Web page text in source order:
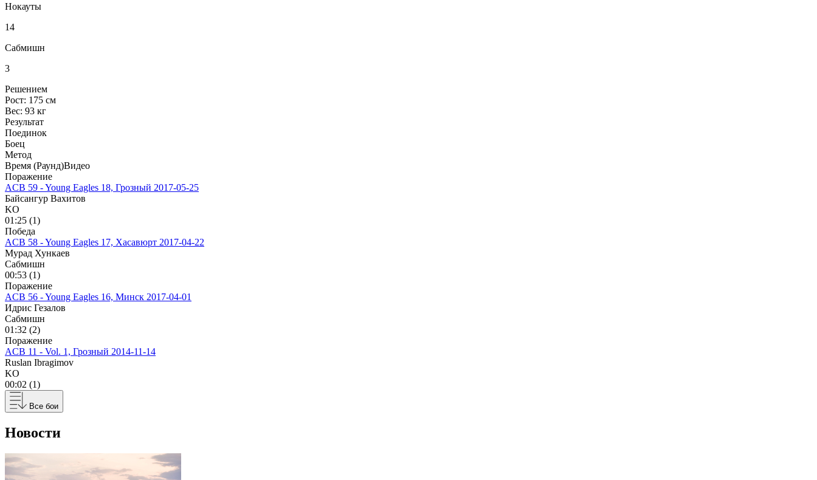
Нокауты
14
Сабмишн
3
Решением
Рост: 175 см
Вес: 93 кг
Результат
Поединок
Боец
Метод
Время (Раунд)Видео
Поражение
ACB 59 - Young Eagles 18, Грозный 2017-05-25
Байсангур Вахитов
KO
01:25 (1)
Победа
ACB 58 - Young Eagles 17, Хасавюрт 2017-04-22
Мурад Хункаев
Сабмишн
00:53 (1)
Поражение
ACB 56 - Young Eagles 16, Минск 2017-04-01
Идрис Гезалов
Сабмишн
01:32 (2)
Поражение
ACB 11 - Vol. 1, Грозный 2014-11-14
Ruslan Ibragimov
KO
00:02 (1)
Все бои
Новости